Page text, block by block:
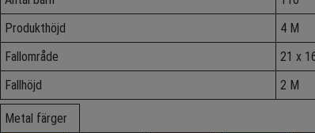
Produkthöjd
4 M
Fallområde
21 x
Fallhöjd
2 M
Metal färger